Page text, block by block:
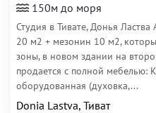
150м до моря
Студия в Тивате, Донья
20 м2 + мезонин 10 м2,
зоны, в новом здании на
продается с полной мебелью:
оборудованная (духовка,...
Donia Lastva, Тиват